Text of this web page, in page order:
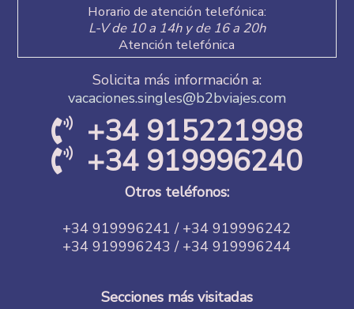
Horario de atención telefónica:
L-V de 10 a 14h y de 16 a 20h
Atención telefónica
Solicita más información a:
vacaciones.singles@b2bviajes.com
+34 915221998
+34 919996240
Otros teléfonos:
+34 919996241 / +34 919996242
+34 919996243 / +34 919996244
Secciones más visitadas